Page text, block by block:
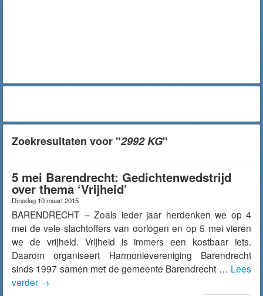
Zoekresultaten voor "2992 KG"
5 mei Barendrecht: Gedichtenwedstrijd
over thema ‘Vrijheid’
Dinsdag 10 maart 2015
BARENDRECHT – Zoals ieder jaar herdenken we op 4
mei de vele slachtoffers van oorlogen en op 5 mei vieren
we de vrijheid. Vrijheid is immers een kostbaar iets.
Daarom organiseert Harmonievereniging Barendrecht
sinds 1997 samen met de gemeente Barendrecht … Lees
verder →